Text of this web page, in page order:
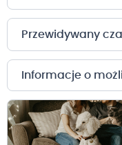
Przewidywany
Informacje o